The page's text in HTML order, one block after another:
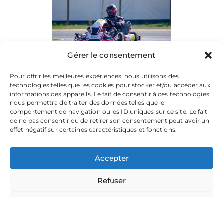
Gérer le consentement
Pour offrir les meilleures expériences, nous utilisons des
technologies telles que les cookies pour stocker et/ou accéder aux
informations des appareils. Le fait de consentir à ces technologies
nous permettra de traiter des données telles que le
comportement de navigation ou les ID uniques sur ce site. Le fait
de ne pas consentir ou de retirer son consentement peut avoir un
effet négatif sur certaines caractéristiques et fonctions.
Accepter
Refuser